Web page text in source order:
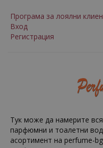
Програма за лоялни
Вход
Регистрация
Тук може да намерите
парфюмни и тоалетни
асортимент на perfume-